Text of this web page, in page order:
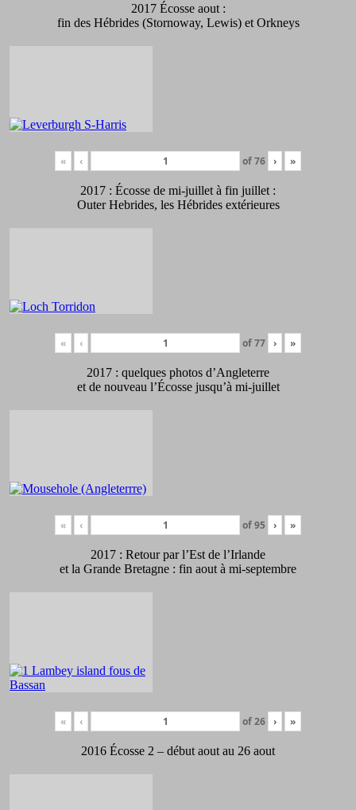
2017 Écosse aout :
fin des Hébrides (Stornoway, Lewis) et Orkneys
« ‹ of76 › »
2017 : Écosse de mi-juillet à fin juillet :
Outer Hebrides, les Hébrides extérieures
« ‹ of77 › »
2017 : quelques photos d’Angleterre
et de nouveau l’Écosse jusqu’à mi-juillet
« ‹ of95 › »
2017 : Retour par l’Est de l’Irlande
et la Grande Bretagne : fin aout à mi-septembre
« ‹ of26 › »
2016 Écosse 2 – début aout au 26 aout